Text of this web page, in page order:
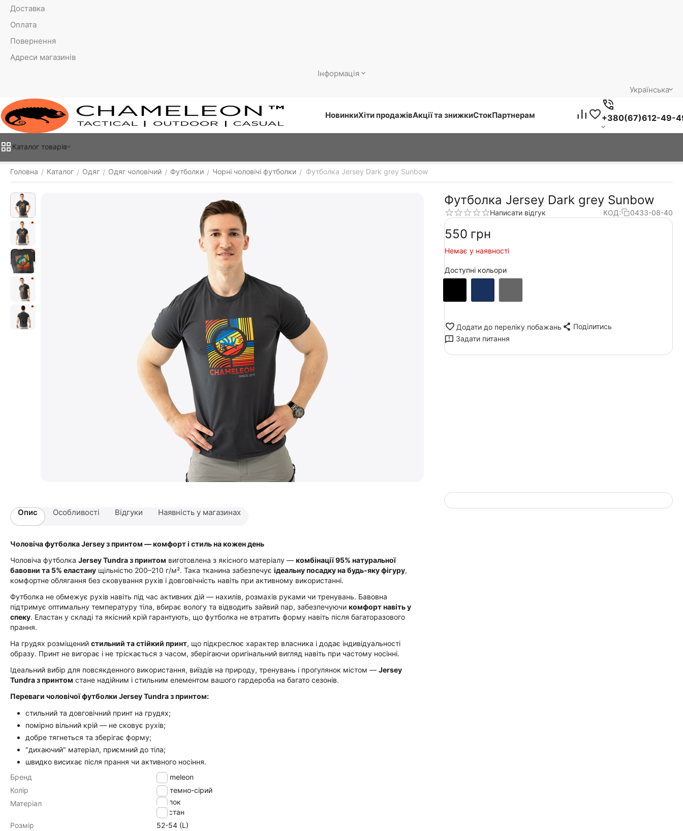
Доставка
Оплата
Повернення
Адреси магазинів
Інформація
Українська
НовинкиХіти продажівАкції та знижкиСтокПартнерам +380(67)612-49-
Каталог товарiв
Головна / Каталог / Одяг / Одяг чоловічий / Футболки / Чорні чоловічі футболки / Футболка Jersey Dark grey Sunbow
Футболка Jersey Dark grey Sunbow
Написати відгук КОД: 0433-08-40
‍550‍ грн
Немає у наявності
Доступні кольори
Додати до переліку побажань
Поділитись
Задати питання
Опис Особливості Відгуки Наявність у магазинах
Чоловіча футболка Jersey з принтом — комфорт і стиль на кожен день
Чоловіча футболка Jersey Tundra з принтом виготовлена з якісного матеріалу — комбінації 95% натуральної
бавовни та 5% еластану щільністю 200–210 г/м². Така тканина забезпечує ідеальну посадку на будь-яку фігуру,
комфортне облягання без сковування рухів і довговічність навіть при активному використанні.
Футболка не обмежує рухів навіть під час активних дій — нахилів, розмахів руками чи тренувань. Бавовна
підтримує оптимальну температуру тіла, вбирає вологу та відводить зайвий пар, забезпечуючи комфорт навіть у
спеку. Еластан у складі та якісний крій гарантують, що футболка не втратить форму навіть після багаторазового
прання.
На грудях розміщений стильний та стійкий принт, що підкреслює характер власника і додає індивідуальності
образу. Принт не вигорає і не тріскається з часом, зберігаючи оригінальний вигляд навіть при частому носінні.
Ідеальний вибір для повсякденного використання, виїздів на природу, тренувань і прогулянок містом — Jersey
Tundra з принтом стане надійним і стильним елементом вашого гардероба на багато сезонів.
Переваги чоловічої футболки Jersey Tundra з принтом:
стильний та довговічний принт на грудях;
помірно вільний крій — не сковує рухів;
добре тягнеться та зберігає форму;
"дихаючий" матеріал, приємний до тіла;
швидко висихає після прання чи активного носіння.
Бренд
Chameleon
Колір
темно-сірий
Матеріал
хлопок
эластан
Розмір
52-54 (L)